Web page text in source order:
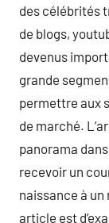
des célébrités
de blogs,
devenus
grande
permettre aux
de marché.
panorama
recevoir un
naissance à un
article est